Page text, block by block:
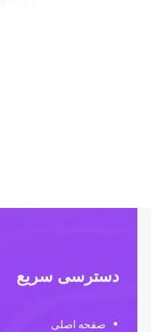
دسترسی سریع
صفحه اصلی